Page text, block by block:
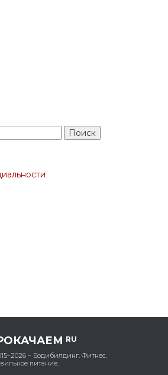
RU
– Бодибилдинг. Фитнес.
питание.